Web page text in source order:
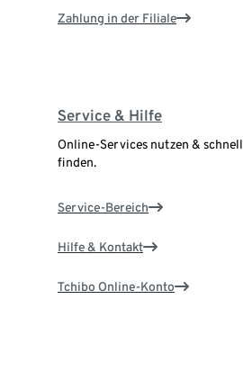
Zahlung in der Filiale
Service & Hilfe
Online-Services nutzen &
finden.
Service-Bereich
Hilfe & Kontakt
Tchibo Online-Konto